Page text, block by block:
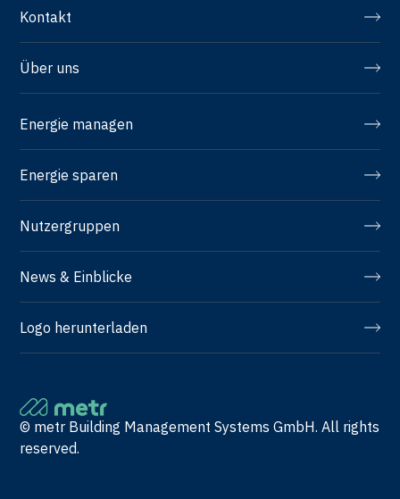
Kontakt
Über uns
Energie managen
Energie sparen
Nutzergruppen
News & Einblicke
Logo herunterladen
© metr Building Management Systems GmbH. All rights
reserved.